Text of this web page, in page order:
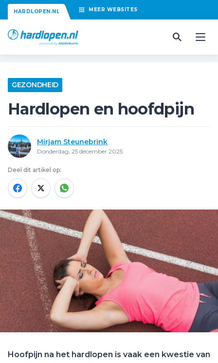
HARDLOPEN.NL MEER WEBSITES
GEZONDHEID
Hardlopen en hoofdpijn
Mirjam Steunebrink
Donderdag, 25 december 2025
Deel dit artikel op:
Hoofpijn na het hardlopen is vaak een kwestie van